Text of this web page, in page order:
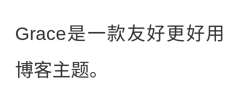
Grace是一款友好更好
博客主题。